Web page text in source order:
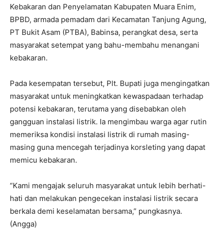
Kebakaran dan Penyelamatan Kabupaten Muara Enim,
BPBD, armada pemadam dari Kecamatan Tanjung Agung,
PT Bukit Asam (PTBA), Babinsa, perangkat desa, serta
masyarakat setempat yang bahu-membahu menangani
kebakaran.
Pada kesempatan tersebut, Plt. Bupati juga mengingatkan
masyarakat untuk meningkatkan kewaspadaan terhadap
potensi kebakaran, terutama yang disebabkan oleh
gangguan instalasi listrik. Ia mengimbau warga agar rutin
memeriksa kondisi instalasi listrik di rumah masing-
masing guna mencegah terjadinya korsleting yang dapat
memicu kebakaran.
“Kami mengajak seluruh masyarakat untuk lebih berhati-
hati dan melakukan pengecekan instalasi listrik secara
berkala demi keselamatan bersama,” pungkasnya.
(Angga)